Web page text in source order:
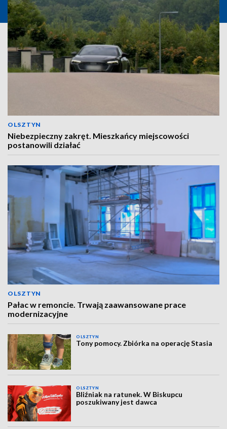
OLSZTYN
Niebezpieczny zakręt. Mieszkańcy miejscowości
postanowili działać
OLSZTYN
Pałac w remoncie. Trwają zaawansowane prace
modernizacyjne
OLSZTYN
Tony pomocy. Zbiórka na operację Stasia
OLSZTYN
Bliźniak na ratunek. W Biskupcu
poszukiwany jest dawca